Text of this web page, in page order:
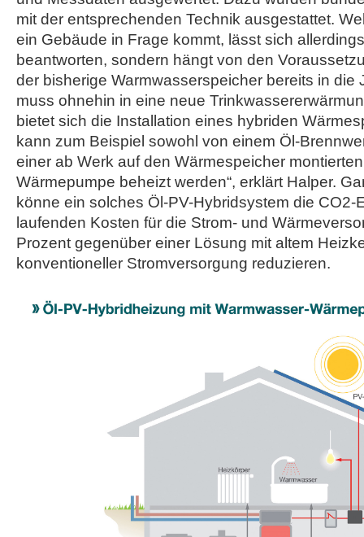
mit der entsprechenden Technik ausgestattet.
ein Gebäude in Frage kommt, lässt sich
beantworten, sondern hängt von den
der bisherige Warmwasserspeicher bereits in die
muss ohnehin in eine neue
bietet sich die Installation eines hybriden
kann zum Beispiel sowohl von einem Öl-
einer ab Werk auf den Wärmespeicher
Wärmepumpe beheizt werden“, erklärt Halper.
könne ein solches Öl-PV-Hybridsystem die CO2-
laufenden Kosten für die Strom- und
Prozent gegenüber einer Lösung mit altem
konventioneller Stromversorgung reduzieren.